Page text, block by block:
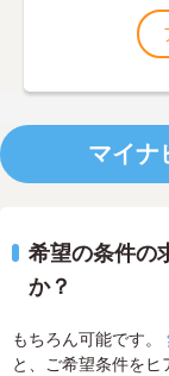
マイナ
希望の条件の
か？
もちろん可能です。
と、ご希望条件を